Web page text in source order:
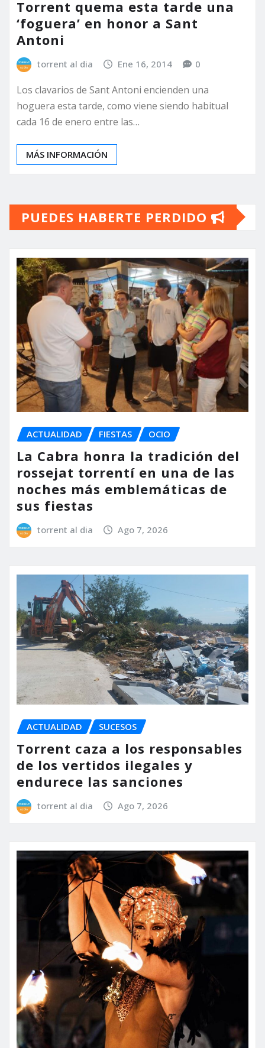
Torrent quema esta tarde una
‘foguera’ en honor a Sant
Antoni
torrent al dia Ene 16, 2014 0
Los clavarios de Sant Antoni encienden una
hoguera esta tarde, como viene siendo habitual
cada 16 de enero entre las…
MÁS INFORMACIÓN
PUEDES HABERTE PERDIDO
ACTUALIDAD FIESTAS OCIO
La Cabra honra la tradición del
rossejat torrentí en una de las
noches más emblemáticas de
sus fiestas
torrent al dia Ago 7, 2026
ACTUALIDAD SUCESOS
Torrent caza a los responsables
de los vertidos ilegales y
endurece las sanciones
torrent al dia Ago 7, 2026